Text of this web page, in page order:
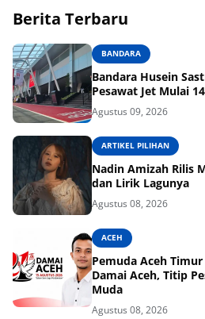
Berita Terbaru
BANDARA
Bandara Husein
Pesawat Jet Mulai
Agustus 09, 2026
ARTIKEL PILIHAN
Nadin Amizah Rilis
dan Lirik Lagunya
Agustus 08, 2026
ACEH
Pemuda Aceh
Damai Aceh, Titip
Muda
Agustus 08, 2026